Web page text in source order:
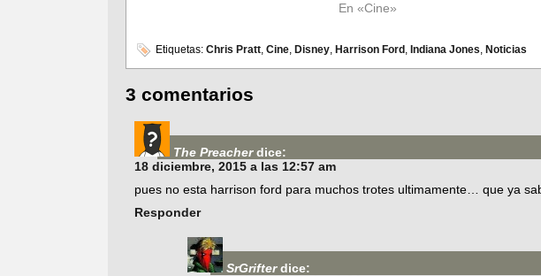
En «Cine»
Etiquetas: Chris Pratt, Cine, Disney, Harrison Ford , Indiana Jones, Noticias
3 comentarios
The Preacher dice:
18 diciembre, 2015 a las 12:57 am
pues no esta harrison ford para muchos trotes ultimamente… que ya
Responder
SrGrifter dice: